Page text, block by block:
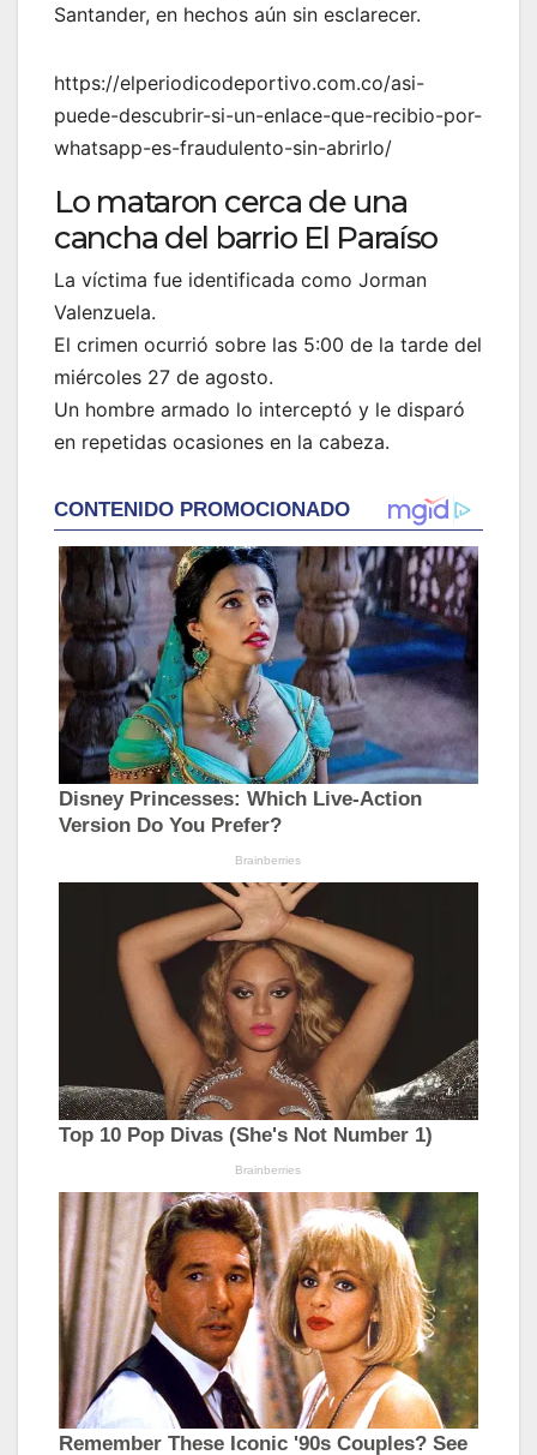
Santander, en hechos aún sin esclarecer.
https://elperiodicodeportivo.com.co/asi-
puede-descubrir-si-un-enlace-que-recibio-por-
whatsapp-es-fraudulento-sin-abrirlo/
Lo mataron cerca de una
cancha del barrio El Paraíso
La víctima fue identificada como Jorman
Valenzuela.
El crimen ocurrió sobre las 5:00 de la tarde del
miércoles 27 de agosto.
Un hombre armado lo interceptó y le disparó
en repetidas ocasiones en la cabeza.